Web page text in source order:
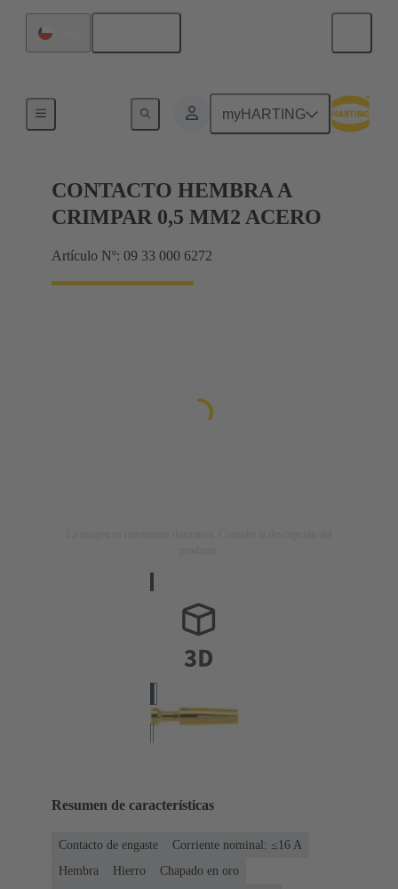
myHARTING
CONTACTO HEMBRA A
CRIMPAR 0,5 MM2 ACERO
Artículo Nº: 09 33 000 6272
Resumen de características
Contacto de engaste
Corriente nominal: ≤16 A
Hembra
Hierro
Chapado en oro